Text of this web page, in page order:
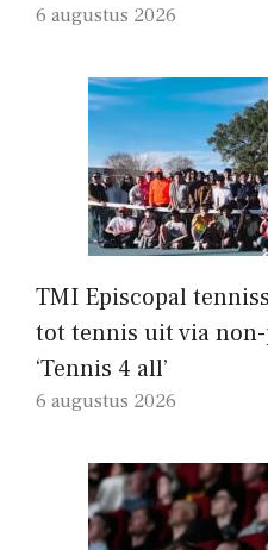
6 augustus 2026
TMI Episcopal
tot tennis uit via
‘Tennis 4 all’
6 augustus 2026